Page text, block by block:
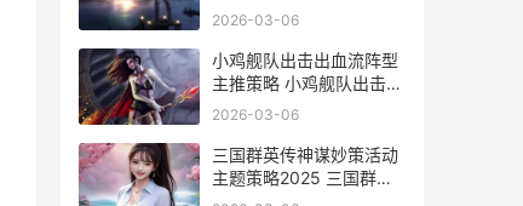
时间表
2026-03-06
小鸡舰队出击出血流阵型
主推策略 小鸡舰队出击出
装攻略
2026-03-06
三国群英传神谋妙策活动
主题策略2025 三国群英
传神技